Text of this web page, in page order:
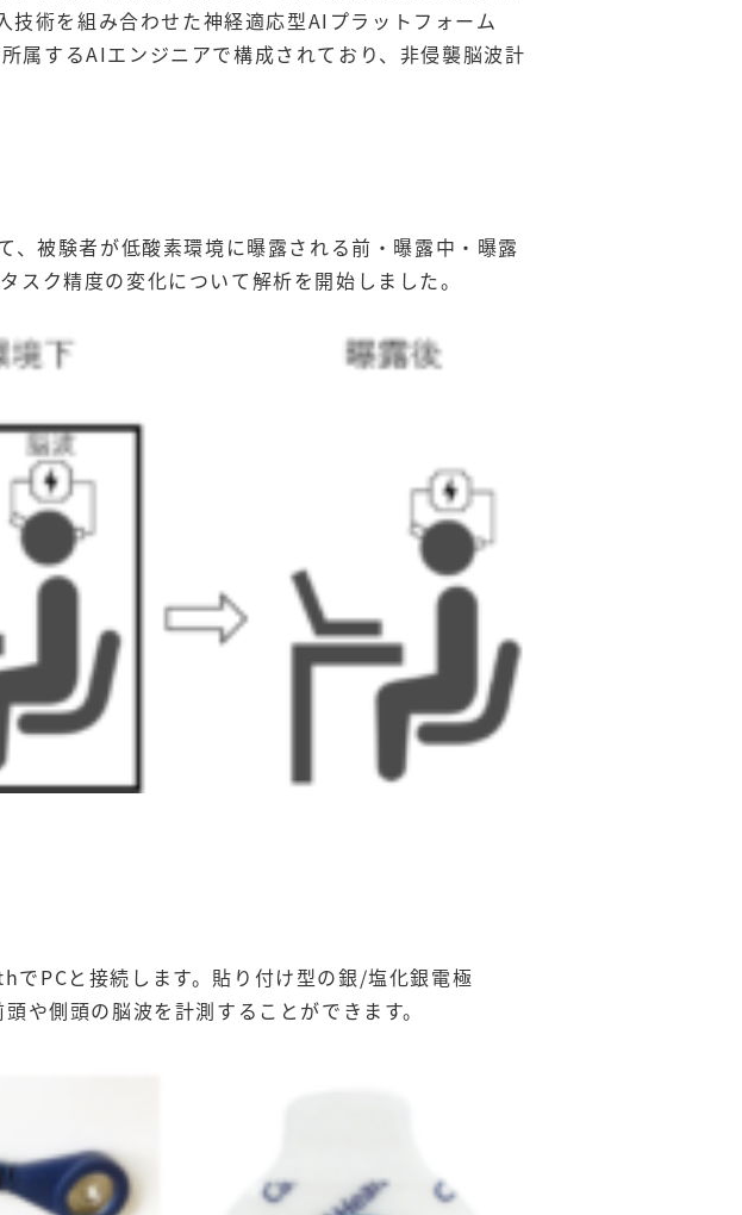
術を組み合わせた神経適応型AIプラットフォーム
属するAIエンジニアで構成されており、非侵襲脳波計
被験者が低酸素環境に曝露される前・曝露中・曝露
ク精度の変化について解析を開始しました。
PCと接続します。貼り付け型の銀/塩化銀電極
側頭の脳波を計測することができます。